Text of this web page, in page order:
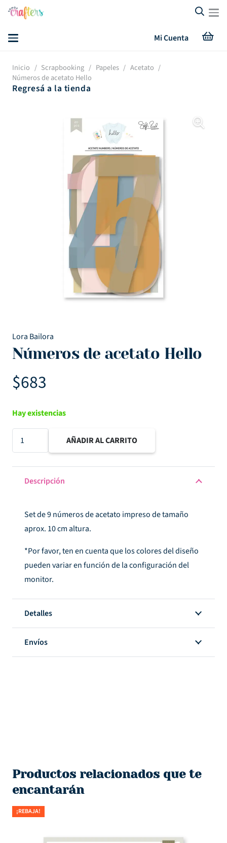
Mi Cuenta
Inicio / Scrapbooking / Papeles / Acetato /
Números de acetato Hello
Regresá a la tienda
Lora Bailora
Números de acetato Hello
$683
Hay existencias
Números
de
Hello
AÑADIR AL CARRITO
Descripción
Set de 9 números de acetato impreso de tamaño
aprox. 10 cm altura.
*Por favor, ten en cuenta que los colores del diseño
pueden variar en función de la configuración del
monitor.
Detalles
Envíos
Productos relacionados que te
encantarán
¡REBAJA!